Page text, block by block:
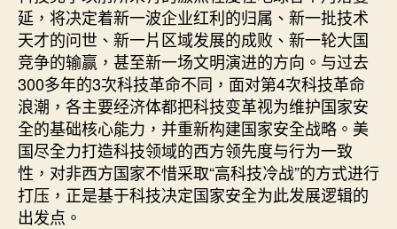
入
“高
科
技
冷
战
时
代”
_
中
国
延，将决定着新一波企业红利的归属、新一批技术
天才的问世、新一片区域发展的成败、新一轮大国
竞争的输赢，甚至新一场文明演进的方向。与过去
300多年的3次科技革命不同，面对第4次科技革命
浪潮，各主要经济体都把科技变革视为维护国家安
全的基础核心能力，并重新构建国家安全战略。美
国尽全力打造科技领域的西方领先度与行为一致
性，对非西方国家不惜采取“高科技冷战”的方式进行
打压，正是基于科技决定国家安全为此发展逻辑的
出发点。